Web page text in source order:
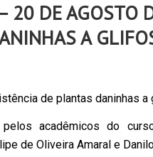
20 DE AGOSTO
A
de plantas daninhas a
pelos acadêmicos do
de Oliveira Amaral e